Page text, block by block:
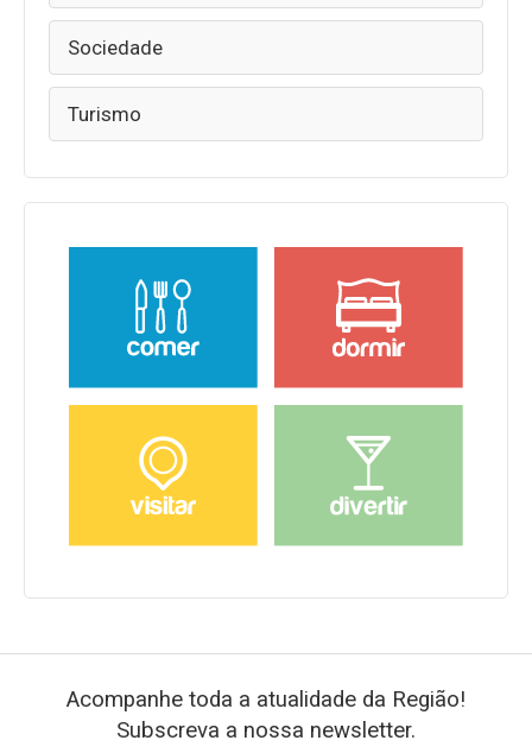
Sociedade
Turismo
Acompanhe toda a atualidade da Região!
Subscreva a nossa newsletter.